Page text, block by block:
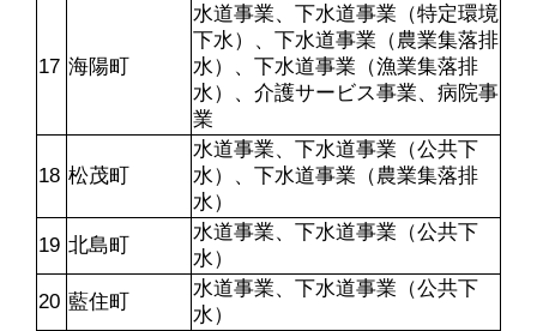
17 海陽町
水道事業、下水道事業（特定環境
下水）、下水道事業（農業集落排
水）、下水道事業（漁業集落排
水）、介護サービス事業、病院事
業
18 松茂町
水道事業、下水道事業（公共下
水）、下水道事業（農業集落排
水）
19 北島町
水道事業、下水道事業（公共下
水）
20 藍住町
水道事業、下水道事業（公共下
水）